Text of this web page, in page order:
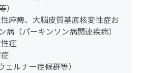
麻痺、大脳皮質基底核変性症お
病（パーキンソン病関連疾病）
症
ルナー症候群等）